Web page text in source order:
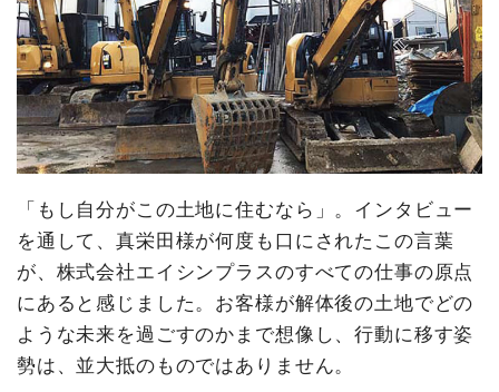
「もし自分がこの土地に住むなら」。インタビュー
を通して、真栄田様が何度も口にされたこの言葉
が、株式会社エイシンプラスのすべての仕事の原点
にあると感じました。お客様が解体後の土地でどの
ような未来を過ごすのかまで想像し、行動に移す姿
勢は、並大抵のものではありません。